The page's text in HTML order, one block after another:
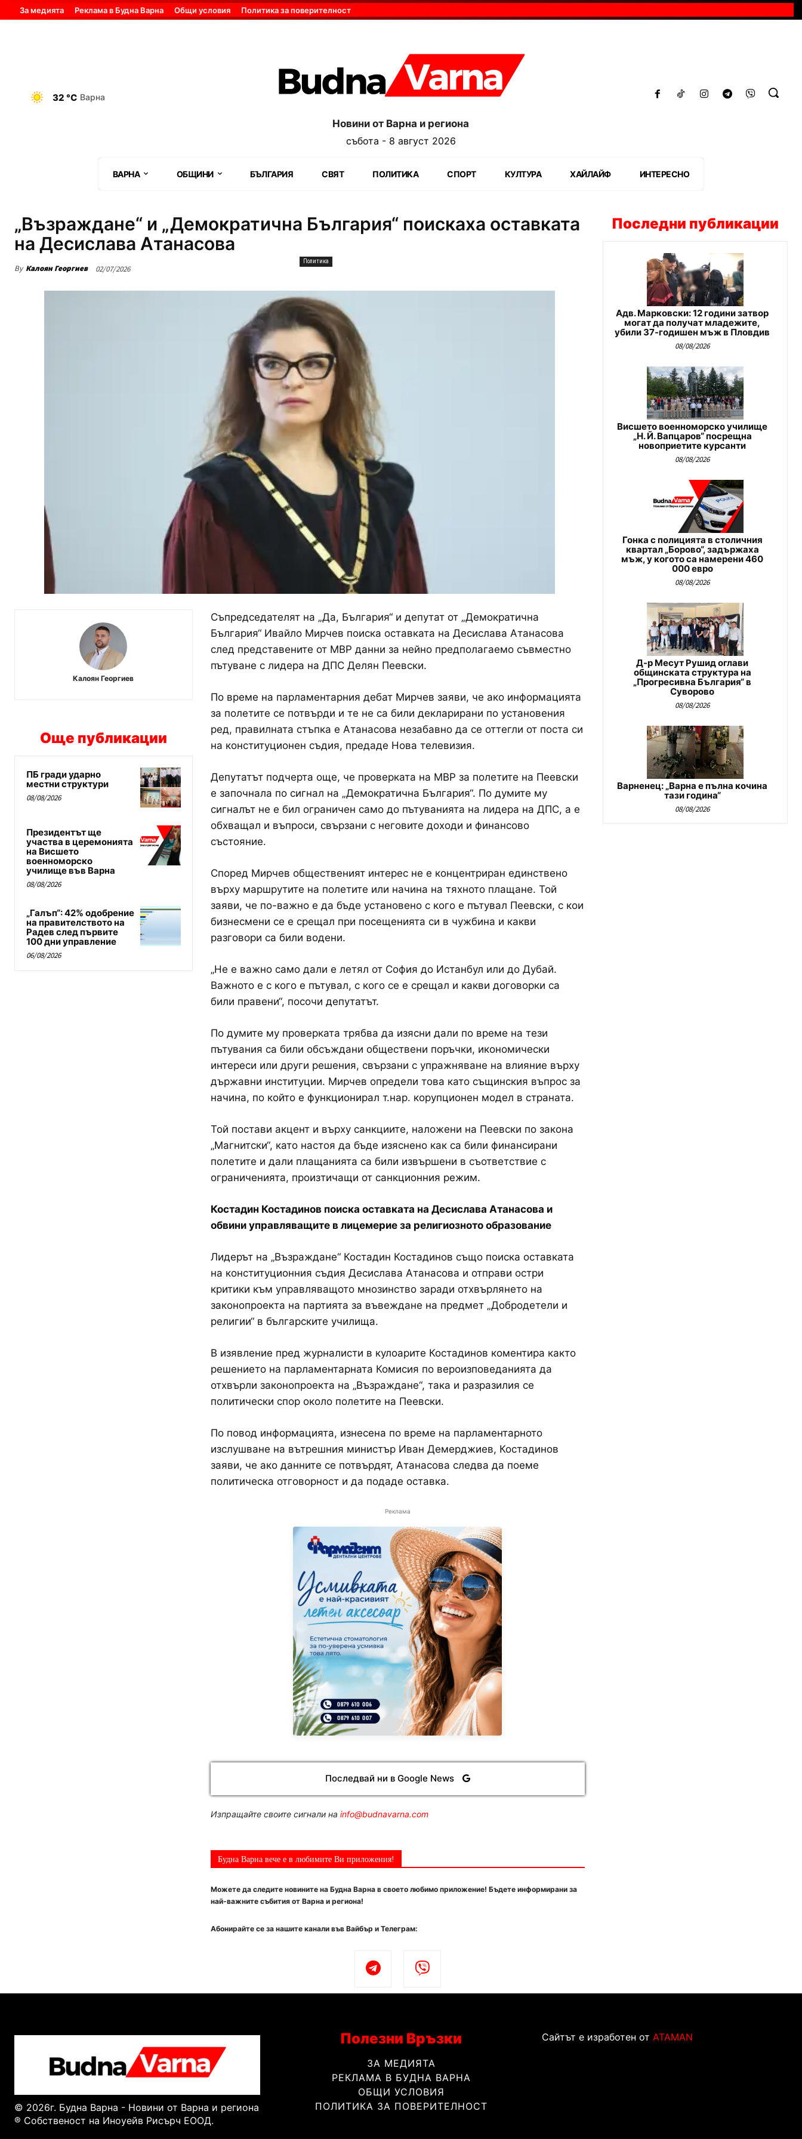
За медията Реклама в Будна Варна Общи условия Политика за поверителност
32 °C Варна
Новини от Варна и региона
събота - 8 август 2026
ВАРНА ОБЩИНИ БЪЛГАРИЯ СВЯТ ПОЛИТИКА СПОРТ КУЛТУРА ХАЙЛАЙФ ИНТЕРЕСНО
„Възраждане“ и „Демократична България“ поискаха оставката
на Десислава Атанасова
By Калоян Георгиев 02/07/2026
Политика
Калоян Георгиев
Още публикации
ПБ гради ударно
местни структури
08/08/2026
Президентът ще
участва в церемонията
на Висшето
военноморско
училище във Варна
08/08/2026
„Галъп“: 42% одобрение
на правителството на
Радев след първите
100 дни управление
06/08/2026
Съпредседателят на „Да, България“ и депутат от „Демократична
България“ Ивайло Мирчев поиска оставката на Десислава Атанасова
след представените от МВР данни за нейно предполагаемо съвместно
пътуване с лидера на ДПС Делян Пеевски.
По време на парламентарния дебат Мирчев заяви, че ако информацията
за полетите се потвърди и те не са били декларирани по установения
ред, правилната стъпка е Атанасова незабавно да се оттегли от поста си
на конституционен съдия, предаде Нова телевизия.
Депутатът подчерта още, че проверката на МВР за полетите на Пеевски
е започнала по сигнал на „Демократична България“. По думите му
сигналът не е бил ограничен само до пътуванията на лидера на ДПС, а е
обхващал и въпроси, свързани с неговите доходи и финансово
състояние.
Според Мирчев общественият интерес не е концентриран единствено
върху маршрутите на полетите или начина на тяхното плащане. Той
заяви, че по-важно е да бъде установено с кого е пътувал Пеевски, с кои
бизнесмени се е срещал при посещенията си в чужбина и какви
разговори са били водени.
„Не е важно само дали е летял от София до Истанбул или до Дубай.
Важното е с кого е пътувал, с кого се е срещал и какви договорки са
били правени“, посочи депутатът.
По думите му проверката трябва да изясни дали по време на тези
пътувания са били обсъждани обществени поръчки, икономически
интереси или други решения, свързани с упражняване на влияние върху
държавни институции. Мирчев определи това като същинския въпрос за
начина, по който е функционирал т.нар. корупционен модел в страната.
Той постави акцент и върху санкциите, наложени на Пеевски по закона
„Магнитски“, като настоя да бъде изяснено как са били финансирани
полетите и дали плащанията са били извършени в съответствие с
ограниченията, произтичащи от санкционния режим.
Костадин Костадинов поиска оставката на Десислава Атанасова и
обвини управляващите в лицемерие за религиозното образование
Лидерът на „Възраждане“ Костадин Костадинов също поиска оставката
на конституционния съдия Десислава Атанасова и отправи остри
критики към управляващото мнозинство заради отхвърлянето на
законопроекта на партията за въвеждане на предмет „Добродетели и
религии“ в българските училища.
В изявление пред журналисти в кулоарите Костадинов коментира както
решението на парламентарната Комисия по вероизповеданията да
отхвърли законопроекта на „Възраждане“, така и разразилия се
политически спор около полетите на Пеевски.
По повод информацията, изнесена по време на парламентарното
изслушване на вътрешния министър Иван Демерджиев, Костадинов
заяви, че ако данните се потвърдят, Атанасова следва да поеме
политическа отговорност и да подаде оставка.
Реклама
Последвай ни в Google News
Изпращайте своите сигнали на info@budnavarna.com
Будна Варна вече е в любимите Ви приложения!
Можете да следите новините на Будна Варна в своето любимо приложение! Бъдете информирани за
най-важните събития от Варна и региона!
Абонирайте се за нашите канали във Вайбър и Телеграм:
Последни публикации
Адв. Марковски: 12 години затвор
могат да получат младежите,
убили 37-годишен мъж в Пловдив
08/08/2026
Висшето военноморско училище
„Н. Й. Вапцаров“ посрещна
новоприетите курсанти
08/08/2026
Гонка с полицията в столичния
квартал „Борово“, задържаха
мъж, у когото са намерени 460
000 евро
08/08/2026
Д-р Месут Рушид оглави
общинската структура на
„Прогресивна България“ в
Суворово
08/08/2026
Варненец: „Варна е пълна кочина
тази година“
08/08/2026
© 2026г. Будна Варна - Новини от Варна и региона
® Собственост на Иноуейв Рисърч ЕООД.
Полезни Връзки
ЗА МЕДИЯТА
РЕКЛАМА В БУДНА ВАРНА
ОБЩИ УСЛОВИЯ
ПОЛИТИКА ЗА ПОВЕРИТЕЛНОСТ
Сайтът е изработен от ATAMAN